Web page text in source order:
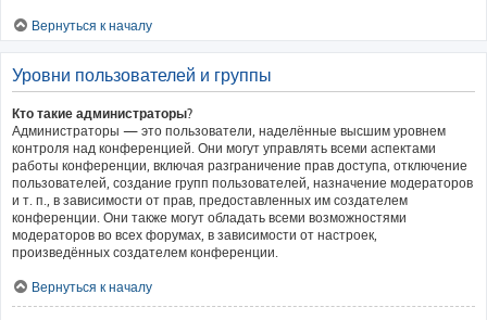
Вернуться к началу
Уровни пользователей и группы
Кто такие администраторы?
Администраторы — это пользователи, наделённые высшим уровнем
контроля над конференцией. Они могут управлять всеми аспектами
работы конференции, включая разграничение прав доступа, отключение
пользователей, создание групп пользователей, назначение модераторов
и т. п., в зависимости от прав, предоставленных им создателем
конференции. Они также могут обладать всеми возможностями
модераторов во всех форумах, в зависимости от настроек,
произведённых создателем конференции.
Вернуться к началу